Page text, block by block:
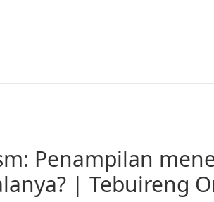
Penampilan
| Tebuireng